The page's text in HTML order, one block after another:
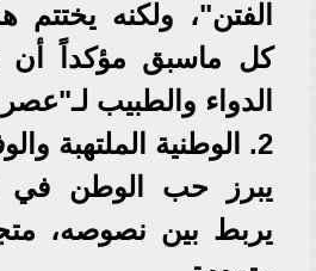
الفتن"، ولكنه يختتم
كل ماسبق مؤكداً
الدواء والطبيب
2. الوطنية الملتهبة والوفاء للأرض:
يبرز حب الوطن في
يربط بين نصوصه،